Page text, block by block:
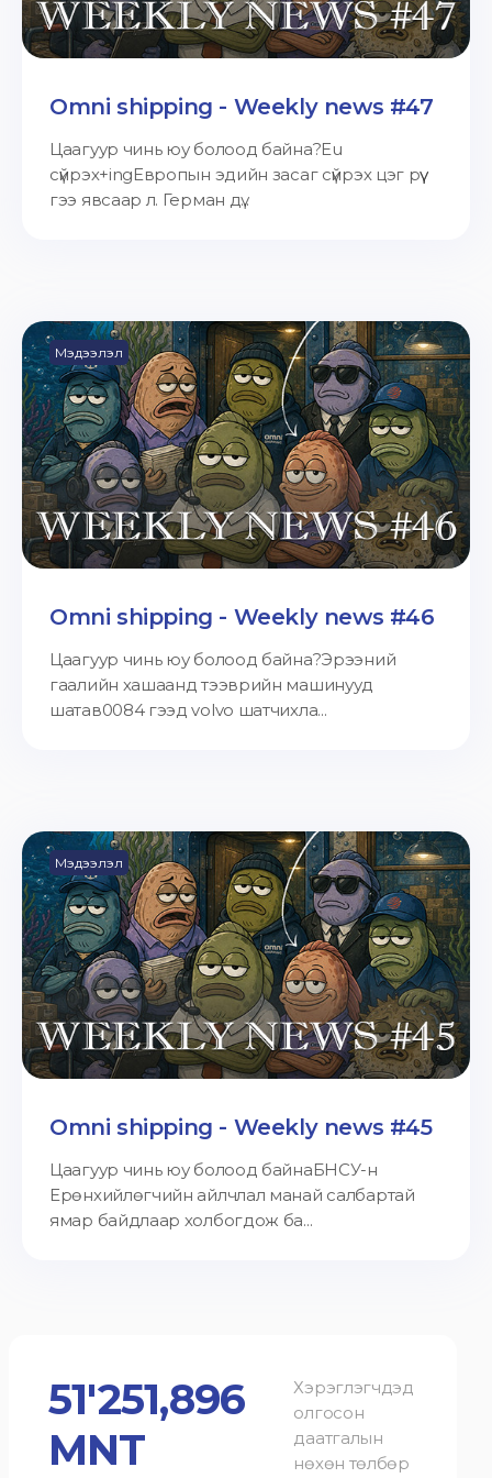
Omni shipping - Weekly news #47
Цаагуур чинь юу болоод байна?Eu
сүйрэх+ingЕвропын эдийн засаг сүйрэх цэг рүү
гээ явсаар л. Герман дү...
Мэдээлэл
Omni shipping - Weekly news #46
Цаагуур чинь юу болоод байна?Эрээний
гаалийн хашаанд тээврийн машинууд
шатав0084 гээд volvo шатчихла...
Мэдээлэл
Omni shipping - Weekly news #45
Цаагуур чинь юу болоод байнаБНСУ-н
Ерөнхийлөгчийн айлчлал манай салбартай
ямар байдлаар холбогдож ба...
51'251,896
MNT
Хэрэглэгчдэд
олгосон
даатгалын
нөхөн төлбөр